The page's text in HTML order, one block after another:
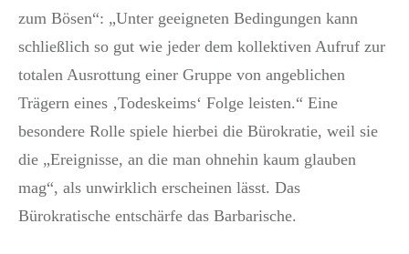
zum Bösen“: „Unter geeigneten Bedingungen kann
schließlich so gut wie jeder dem kollektiven Aufruf zur
totalen Ausrottung einer Gruppe von angeblichen
Trägern eines ‚Todeskeims‘ Folge leisten.“ Eine
besondere Rolle spiele hierbei die Bürokratie, weil sie
die „Ereignisse, an die man ohnehin kaum glauben
mag“, als unwirklich erscheinen lässt. Das
Bürokratische entschärfe das Barbarische.